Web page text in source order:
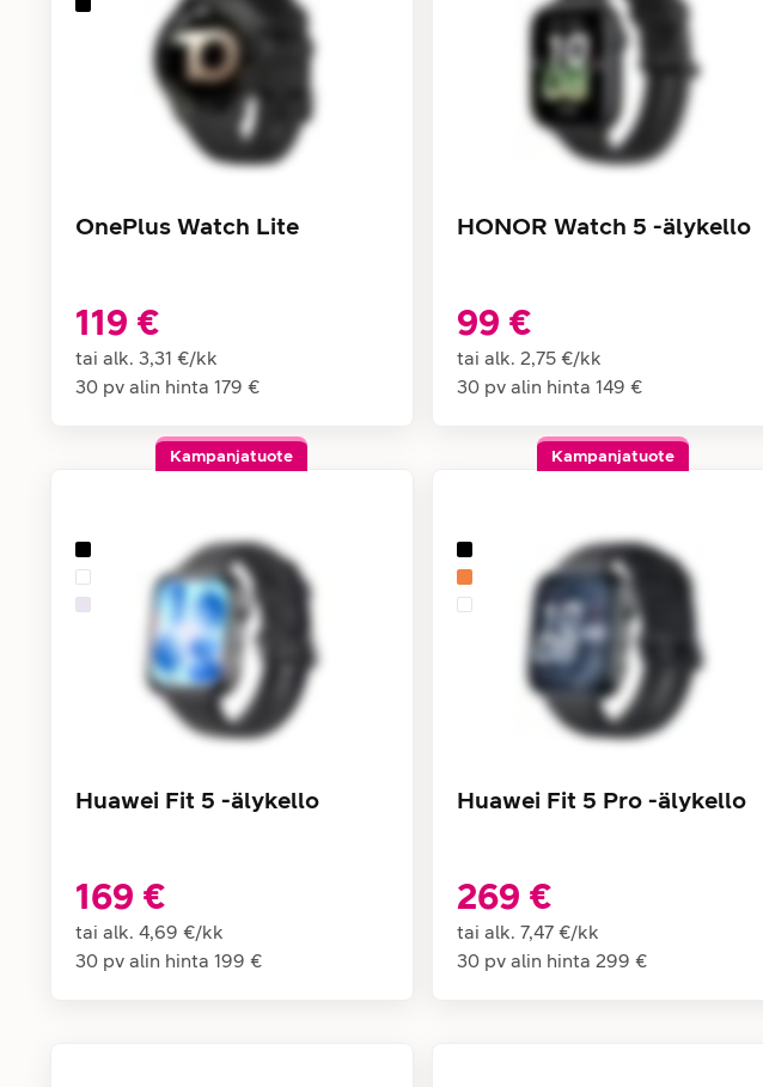
OnePlus Watch Lite
119 €
tai alk. 3,31 €/kk
30 pv alin hinta 179 €
HONOR Watch 5 -älykello
99 €
tai alk. 2,75 €/kk
30 pv alin hinta 149 €
Kampanjatuote
Huawei Fit 5 -älykello
169 €
tai alk. 4,69 €/kk
30 pv alin hinta 199 €
Kampanjatuote
Huawei Fit 5 Pro -älykello
269 €
tai alk. 7,47 €/kk
30 pv alin hinta 299 €